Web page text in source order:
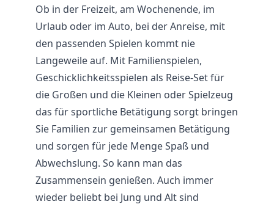
Ob in der Freizeit, am Wochenende, im
Urlaub oder im Auto, bei der Anreise, mit
den passenden Spielen kommt nie
Langeweile auf. Mit Familienspielen,
Geschicklichkeitsspielen als Reise-Set für
die Großen und die Kleinen oder Spielzeug
das für sportliche Betätigung sorgt bringen
Sie Familien zur gemeinsamen Betätigung
und sorgen für jede Menge Spaß und
Abwechslung. So kann man das
Zusammensein genießen. Auch immer
wieder beliebt bei Jung und Alt sind